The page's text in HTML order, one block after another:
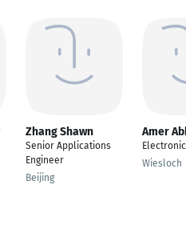
Zhang Shawn
Senior Applications
Engineer
Beijing
Amer
Wiesloch